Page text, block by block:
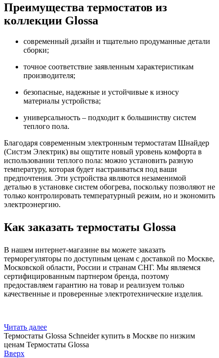
Преимущества термостатов из
коллекции Glossa
современный дизайн и тщательно продуманные детали
сборки;
точное соответствие заявленным характеристикам
производителя;
безопасные, надежные и устойчивые к износу
материалы устройства;
универсальность – подходит к большинству систем
теплого пола.
Благодаря современным электронным термостатам Шнайдер
(Систэм Электрик) вы ощутите новый уровень комфорта в
использовании теплого пола: можно установить разную
температуру, которая будет настраиваться под ваши
предпочтения. Эти устройства являются незаменимой
деталью в установке систем обогрева, поскольку позволяют не
только контролировать температурный режим, но и экономить
электроэнергию.
Как заказать термостаты Glossa
В нашем интернет-магазине вы можете заказать
терморегуляторы по доступным ценам с доставкой по Москве,
Московской области, России и странам СНГ. Мы являемся
сертифицированным партнером бренда, поэтому
предоставляем гарантию на товар и реализуем только
качественные и проверенные электротехнические изделия.
Читать далее
Термостаты Glossa Schneider купить в Москве по низким
ценам Термостаты Glossa
Вверх